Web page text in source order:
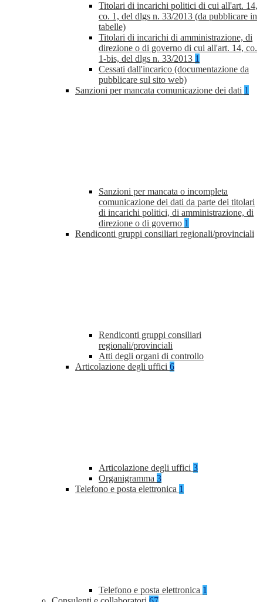
Titolari di incarichi politici di cui all'art. 14,
co. 1, del dlgs n. 33/2013 (da pubblicare in
tabelle)
Titolari di incarichi di amministrazione, di
direzione o di governo di cui all'art. 14, co.
1-bis, del dlgs n. 33/2013 1
Cessati dall'incarico (documentazione da
pubblicare sul sito web)
Sanzioni per mancata comunicazione dei dati 1
Sanzioni per mancata o incompleta
comunicazione dei dati da parte dei titolari
di incarichi politici, di amministrazione, di
direzione o di governo 1
Rendiconti gruppi consiliari regionali/provinciali
Rendiconti gruppi consiliari
regionali/provinciali
Atti degli organi di controllo
Articolazione degli uffici 6
Articolazione degli uffici 3
Organigramma 3
Telefono e posta elettronica 1
Telefono e posta elettronica 1